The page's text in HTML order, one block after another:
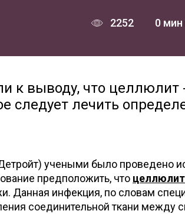
2252 0 мин
к выводу, что целлюлит
следует лечить
учеными было проведено
предположить, что целлюлит
Данная инфекция, по словам
соединительной ткани